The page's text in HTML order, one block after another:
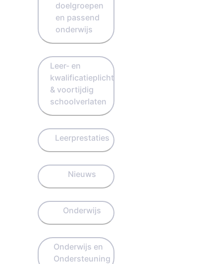
doelgroepen
en passend
onderwijs
Leer- en
kwalificatieplicht
& voortijdig
schoolverlaten
Leerprestaties
Nieuws
Onderwijs
Onderwijs en
Ondersteuning